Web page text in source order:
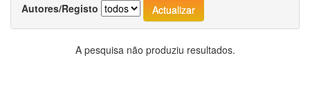
Autores/Registo
A pesquisa não produziu resultados.